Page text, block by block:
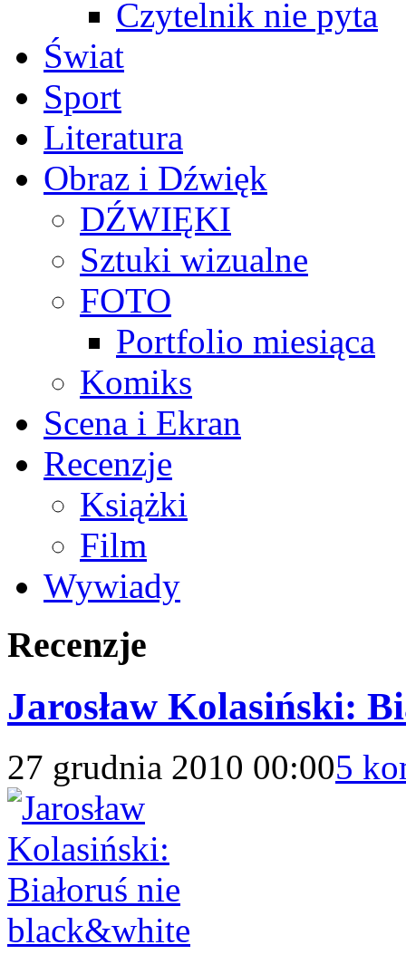
Czytelnik nie pyta
Świat
Sport
Literatura
Obraz i Dźwięk
DŹWIĘKI
Sztuki wizualne
FOTO
Portfolio miesiąca
Komiks
Scena i Ekran
Recenzje
Książki
Film
Wywiady
Recenzje
Jarosław Kolasiński:
27 grudnia 2010 00:005